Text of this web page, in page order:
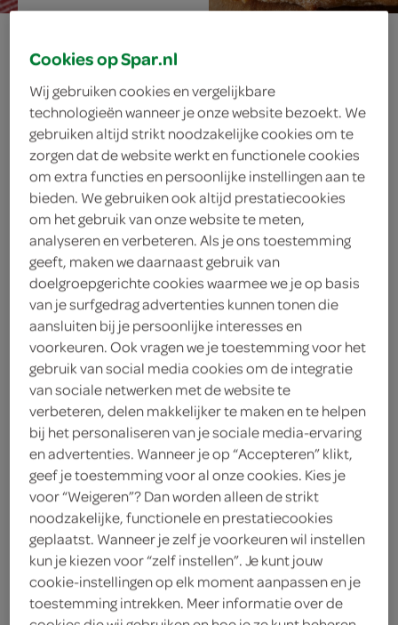
pizza met
gorgonzola, rode
ui en pancetta
ingrediënten
125 gram gorgonzola
100 gram bacon
100 gram pancetta
3 rode uien
4 eetlepels olijfolie
eetlepel gedroogde italiaanse
kruiden
1 eetlepel verse oregano
750 gram tomaten
Cookies op Spar.nl
Wij gebruiken cookies en vergelijkbare
technologieën wanneer je onze website bezoekt. We
gebruiken altijd strikt noodzakelijke cookies om te
zorgen dat de website werkt en functionele cookies
om extra functies en persoonlijke instellingen aan te
bieden. We gebruiken ook altijd prestatiecookies
om het gebruik van onze website te meten,
analyseren en verbeteren. Als je ons toestemming
geeft, maken we daarnaast gebruik van
doelgroepgerichte cookies waarmee we je op basis
van je surfgedrag advertenties kunnen tonen die
aansluiten bij je persoonlijke interesses en
voorkeuren. Ook vragen we je toestemming voor het
gebruik van social media cookies om de integratie
van sociale netwerken met de website te
verbeteren, delen makkelijker te maken en te helpen
bij het personaliseren van je sociale media-ervaring
en advertenties. Wanneer je op “Accepteren” klikt,
geef je toestemming voor al onze cookies. Kies je
voor “Weigeren”? Dan worden alleen de strikt
noodzakelijke, functionele en prestatiecookies
geplaatst. Wanneer je zelf je voorkeuren wil instellen
kun je kiezen voor “zelf instellen”. Je kunt jouw
cookie-instellingen op elk moment aanpassen en je
toestemming intrekken. Meer informatie over de